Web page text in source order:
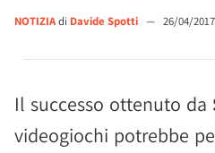
NOTIZIAdi Davide Spotti — 26/04/2017
Il successo ottenuto da
videogiochi potrebbe